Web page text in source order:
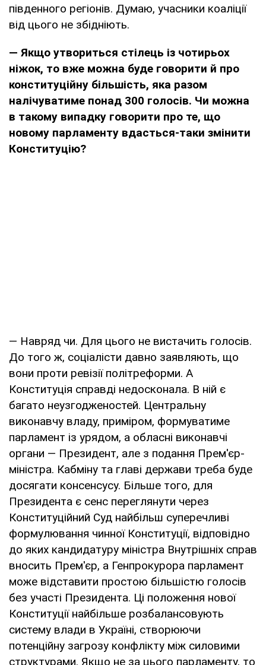
південного регіонів. Думаю, учасники коаліції
від цього не збідніють.
— Якщо утвориться стілець із чотирьох
ніжок, то вже можна буде говорити й про
конституційну більшість, яка разом
налічуватиме понад 300 голосів. Чи можна
в такому випадку говорити про те, що
новому парламенту вдасться-таки змінити
Конституцію?
— Навряд чи. Для цього не вистачить голосів.
До того ж, соціалісти давно заявляють, що
вони проти ревізії політреформи. А
Конституція справді недосконала. В ній є
багато неузгодженостей. Центральну
виконавчу владу, приміром, формуватиме
парламент із урядом, а обласні виконавчі
органи — Президент, але з подання Прем'єр-
міністра. Кабміну та главі держави треба буде
досягати консенсусу. Більше того, для
Президента є сенс переглянути через
Конституційний Суд найбільш суперечливі
формулювання чинної Конституції, відповідно
до яких кандидатуру міністра Внутрішніх справ
вносить Прем'єр, а Генпрокурора парламент
може відставити простою більшістю голосів
без участі Президента. Ці положення нової
Конституції найбільше розбалансовують
систему влади в Україні, створюючи
потенційну загрозу конфлікту між силовими
структурами. Якщо не за цього парламенту, то